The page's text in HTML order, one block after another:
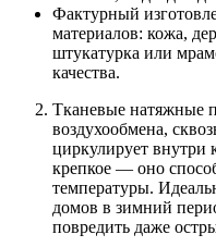
Фактурный
материалов: кожа,
штукатурка или
качества.
Тканевые натяжные
воздухообмена,
циркулирует внутри
крепкое — оно
температуры.
домов в зимний
повредить даже